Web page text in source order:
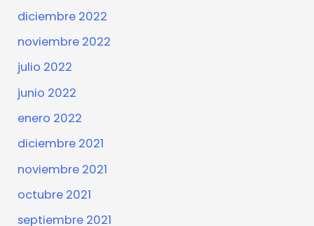
diciembre 2022
noviembre 2022
julio 2022
junio 2022
enero 2022
diciembre 2021
noviembre 2021
octubre 2021
septiembre 2021